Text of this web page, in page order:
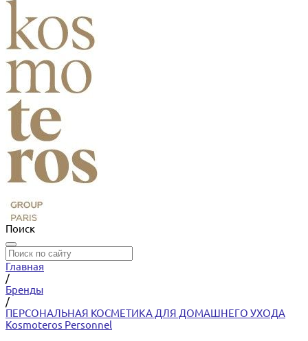
Поиск
Главная
/
Бренды
/
ПЕРСОНАЛЬНАЯ КОСМЕТИКА ДЛЯ ДОМАШНЕГО УХОДА
Kosmoteros Personnel